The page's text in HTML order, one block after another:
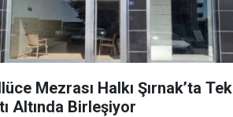
Mezrası Halkı Şırnak’ta Tek
Altında Birleşiyor